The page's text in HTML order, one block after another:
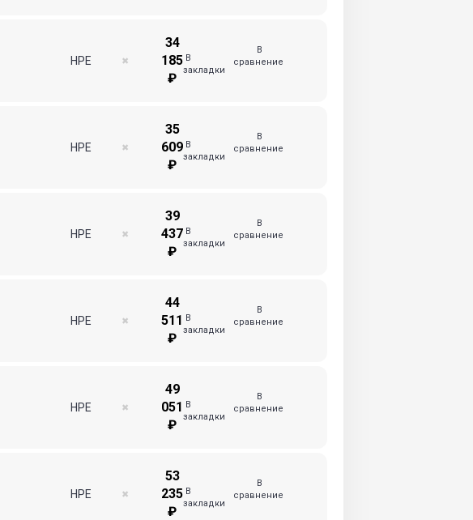
HPE ✖
34
185
₽
В
закладки
В
сравнение
HPE ✖
35
609
₽
В
закладки
В
сравнение
HPE ✖
39
437
₽
В
закладки
В
сравнение
HPE ✖
44
511
₽
В
закладки
В
сравнение
HPE ✖
49
051
₽
В
закладки
В
сравнение
HPE ✖
53
235
₽
В
закладки
В
сравнение